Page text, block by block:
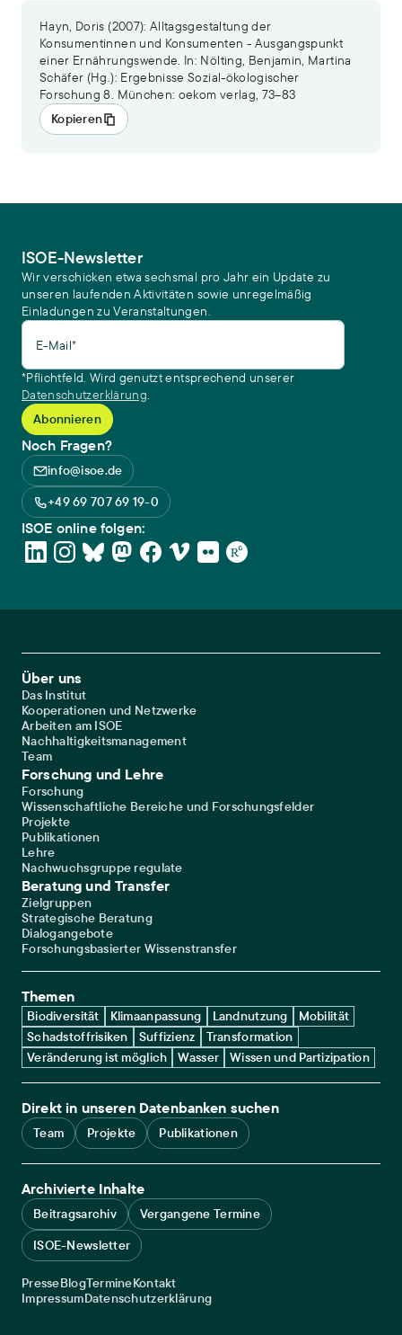
Hayn, Doris (2007): Alltagsgestaltung der
Konsumentinnen und Konsumenten - Ausgangspunkt
einer Ernährungswende. In: Nölting, Benjamin, Martina
Schäfer (Hg.): Ergebnisse Sozial-ökologischer
Forschung 8. München: oekom verlag, 73–83
Kopieren
ISOE-Newsletter
Wir verschicken etwa sechsmal pro Jahr ein Update zu
unseren laufenden Aktivitäten sowie unregelmäßig
Einladungen zu Veranstaltungen.
E-Mail*
*Pflichtfeld. Wird genutzt entsprechend unserer
Datenschutzerklärung.
Noch Fragen?
info@isoe.de
+49 69 707 69 19-0
ISOE online folgen:
Footer Main Navigation
Über uns
Das Institut
Kooperationen und Netzwerke
Arbeiten am ISOE
Nachhaltigkeitsmanagement
Team
Forschung und Lehre
Forschung
Wissenschaftliche Bereiche und Forschungsfelder
Projekte
Publikationen
Lehre
Nachwuchsgruppe regulate
Beratung und Transfer
Zielgruppen
Strategische Beratung
Dialogangebote
Forschungsbasierter Wissenstransfer
Themen
Biodiversität Klimaanpassung Landnutzung
Mobilität
Schadstoffrisiken
Suffizienz
Transformation
Veränderung ist möglich
Wasser Wissen und Partizipation
Direkt in unseren Datenbanken suchen
Team Projekte Publikationen
Archivierte Inhalte
Beitragsarchiv
Vergangene Termine
ISOE-Newsletter
Service navigation
PresseBlogTermineKontakt
Legal navigation
ImpressumDatenschutzerklärung